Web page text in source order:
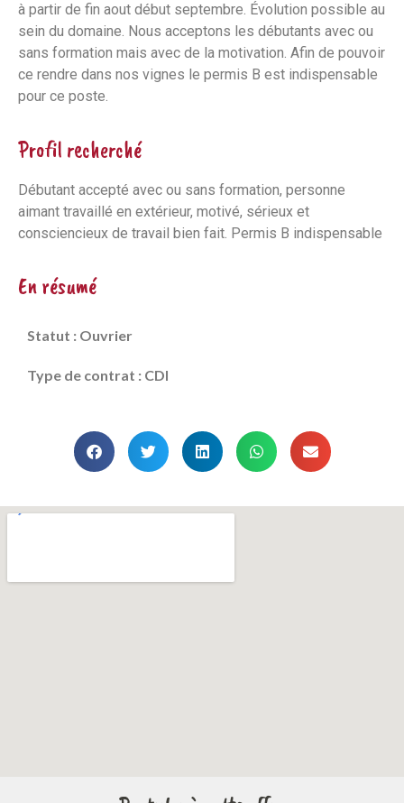
à partir de fin aout début septembre. Évolution possible au
sein du domaine. Nous acceptons les débutants avec ou
sans formation mais avec de la motivation. Afin de pouvoir
ce rendre dans nos vignes le permis B est indispensable
pour ce poste.
Profil recherché
Débutant accepté avec ou sans formation, personne
aimant travaillé en extérieur, motivé, sérieux et
consciencieux de travail bien fait. Permis B indispensable
En résumé
Statut : Ouvrier
Type de contrat : CDI